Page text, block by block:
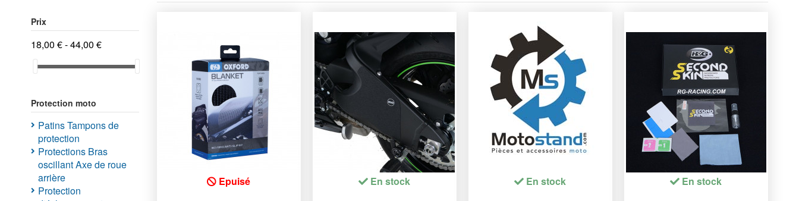
Epuisé En stock En stock En stock
Prix
18,00 € - 44,00 €
Protection moto
Patins Tampons de
protection
Protections Bras
oscillant Axe de roue
arrière
Protection